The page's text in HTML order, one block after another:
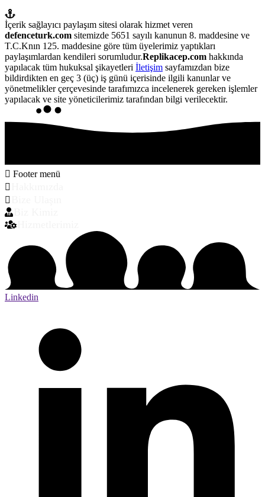
İçerik sağlayıcı paylaşım sitesi olarak hizmet veren
defenceturk.com sitemizde 5651 sayılı kanunun 8. maddesine ve
T.C.Knın 125. maddesine göre tüm üyelerimiz yaptıkları
paylaşımlardan kendileri sorumludur.Replikacep.com hakkında
yapılacak tüm hukuksal şikayetleri İletişim sayfamızdan bize
bildirdikten en geç 3 (üç) iş günü içerisinde ilgili kanunlar ve
yönetmelikler çerçevesinde tarafımızca incelenerek gereken işlemler
yapılacak ve site yöneticilerimiz tarafından bilgi verilecektir.
Footer menü
Linkedin